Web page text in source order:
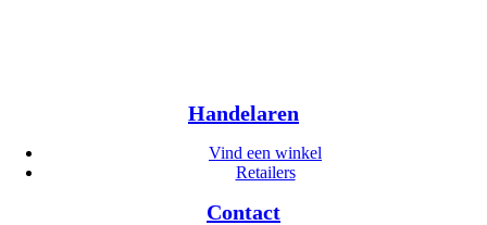
Handelaren
Vind een winkel
Retailers
Contact